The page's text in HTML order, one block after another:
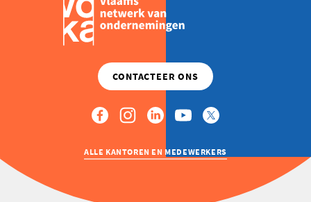
ALLE KANTOREN EN MEDEWERKERS